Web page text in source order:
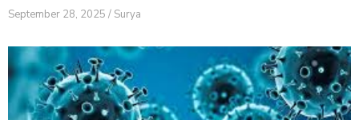
September 28, 2025 / Surya